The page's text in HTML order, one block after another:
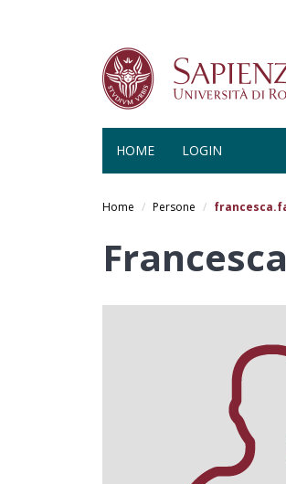
HOME LOGIN
Home Persone